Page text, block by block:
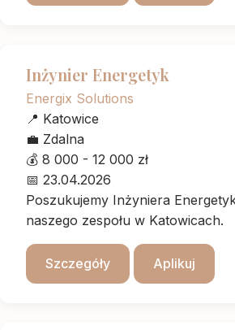
Inżynier Energetyk
Energix Solutions
📍 Katowice
💼 Zdalna
💰 8 000 - 12 000 zł
📅 23.04.2026
Poszukujemy Inżyniera
naszego zespołu w Katowicach.
Szczegóły Aplikuj